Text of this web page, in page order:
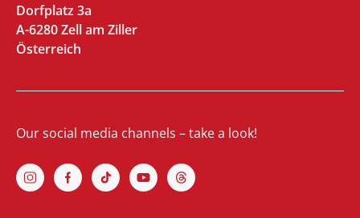
Dorfplatz 3a
A-6280 Zell am Ziller
Österreich
Our social media channels – take a look!